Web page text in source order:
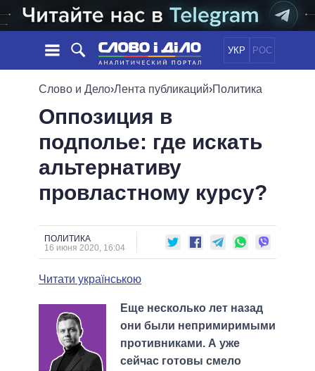
УКР РОС
НОВОСТИ
ЛЕНТА
СОБЫТИЯ
СТАТЬИ
МНЕНИЯ
ОБЗОРЫ
ДАЙДЖЕСТЫ
ПОЛИТИКА
ЭКОНОМИКА
ОБЩЕСТВО
МИР
ОБЕЩАНИЯ
ПОЛИТИКИ
ВСЕ ПОЛИТИКИ
ПРЕЗИДЕНТ И ОФИС
ВЕРХОВНАЯ РАДА
КАБИНЕТ МИНИСТРОВ
МЭРЫ
ВСЕ ПЕРСОНЫ
ИНФОГРАФИКА
ПОДДЕРЖАТЬ
СРАВНЕНИЕ ПОЛИТИКОВ
Слово и Дело›Лента публикаций›Политика
Оппозиция в
подполье: где искать
альтернативу
провластному курсу?
ПОЛИТИКА
16 июня 2020, 16:04
Читати українською
Еще несколько лет назад
они были непримиримыми
противниками. А уже
сейчас готовы смело